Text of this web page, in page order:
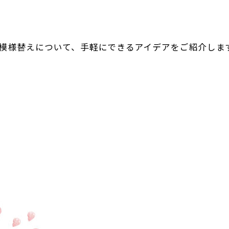
替えについて、手軽にできるアイデアをご紹介しま